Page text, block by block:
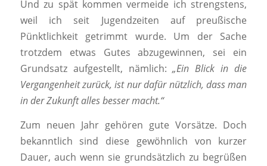
Und zu spät kommen vermeide ich strengstens,
weil ich seit Jugendzeiten auf preußische
Pünktlichkeit getrimmt wurde. Um der Sache
trotzdem etwas Gutes abzugewinnen, sei ein
Grundsatz aufgestellt, nämlich: „Ein Blick in die
Vergangenheit zurück, ist nur dafür nützlich, dass man
in der Zukunft alles besser macht.“
Zum neuen Jahr gehören gute Vorsätze. Doch
bekanntlich sind diese gewöhnlich von kurzer
Dauer, auch wenn sie grundsätzlich zu begrüßen